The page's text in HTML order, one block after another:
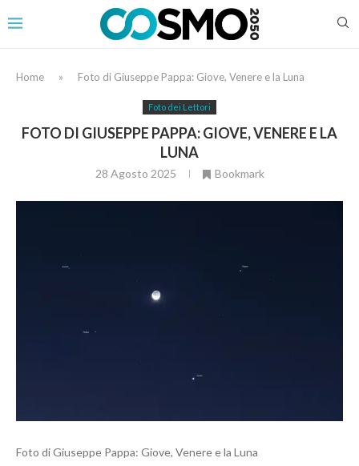
Home » Foto di Giuseppe Pappa: Giove, Venere e la Luna
Foto dei Lettori
FOTO DI GIUSEPPE PAPPA: GIOVE, VENERE E LA
LUNA
28 Agosto 2025 Bookmark
Foto di Giuseppe Pappa: Giove, Venere e la Luna